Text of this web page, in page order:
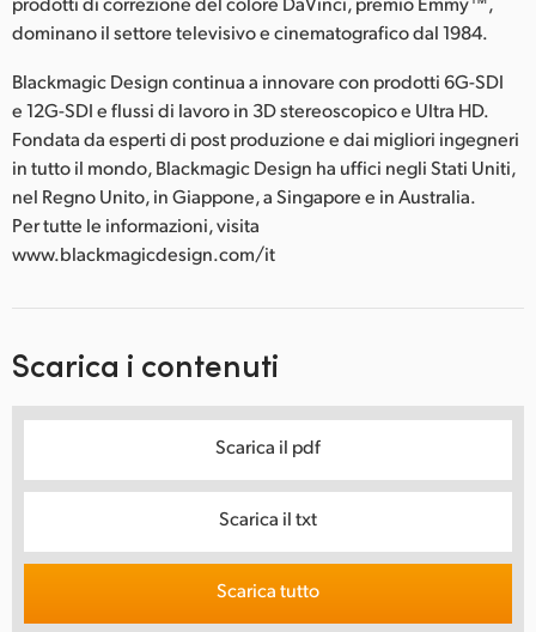
dominano il settore televisivo e cinematografico dal 1984.
Blackmagic Design continua a innovare con prodotti 6G-SDI
e 12G-SDI e flussi di lavoro in 3D stereoscopico e Ultra HD.
Fondata da esperti di post produzione e dai migliori ingegneri
in tutto il mondo, Blackmagic Design ha uffici negli Stati Uniti,
nel Regno Unito, in Giappone, a Singapore e in Australia.
Per tutte le informazioni, visita
www.blackmagicdesign.com/it
Scarica i contenuti
Scarica il pdf
Scarica il txt
Scarica tutto